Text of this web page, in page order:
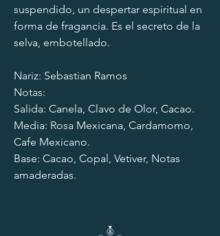
suspendido, un despertar espiritual en
forma de fragancia. Es el secreto de la
selva, embotellado.
Nariz: Sebastian Ramos
Notas:
Salida: Canela, Clavo de Olor, Cacao.
Media: Rosa Mexicana, Cardamomo,
Cafe Mexicano.
Base: Cacao, Copal, Vetiver, Notas
amaderadas.